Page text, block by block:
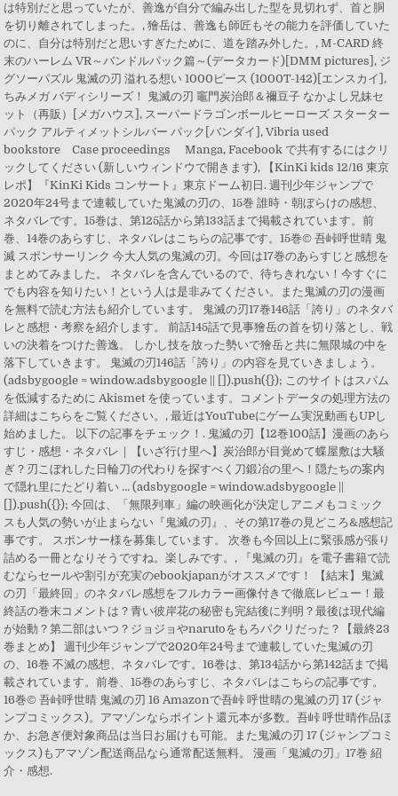
は特別だと思っていたが、善逸が自分で編み出した型を見切れず、首と胴
を切り離されてしまった。, 獪岳は、善逸も師匠もその能力を評価していた
のに、自分は特別だと思いすぎたために、道を踏み外した。, M-CARD 終
末のハーレム VR～バンドルパック篇～(データカード)[DMM pictures], ジ
グソーパズル 鬼滅の刃 溢れる想い 1000ピース (1000T-142)[エンスカイ],
ちみメガ バディシリーズ！ 鬼滅の刃 竈門炭治郎＆禰豆子 なかよし兄妹セ
ット（再販）[メガハウス], スーパードラゴンボールヒーローズ スターター
パック アルティメットシルバー パック[バンダイ], Vibria used
bookstore Case proceedings Manga, Facebook で共有するにはクリ
ックしてください (新しいウィンドウで開きます), 【KinKi kids 12/16 東京
レポ】『KinKi Kids コンサート』東京ドーム初日. 週刊少年ジャンプで
2020年24号まで連載していた鬼滅の刃の、15巻 誰時・朝ぼらけの感想、
ネタバレです。15巻は、第125話から第133話まで掲載されています。前
巻、14巻のあらすじ、ネタバレはこちらの記事です。15巻© 吾峠呼世晴 鬼
滅 スポンサーリンク 今大人気の鬼滅の刃。今回は17巻のあらすじと感想を
まとめてみました。 ネタバレを含んでいるので、待ちきれない！今すぐに
でも内容を知りたい！という人は是非みてください。また鬼滅の刃の漫画
を無料で読む方法も紹介しています。 鬼滅の刃17巻146話「誇り」のネタバ
レと感想・考察を紹介します。 前話145話で見事獪岳の首を切り落とし、戦
いの決着をつけた善逸。 しかし技を放った勢いで獪岳と共に無限城の中を
落下していきます。 鬼滅の刃146話「誇り」の内容を見ていきましょう。
(adsbygoogle = window.adsbygoogle || []).push({}); このサイトはスパム
を低減するために Akismet を使っています。コメントデータの処理方法の
詳細はこちらをご覧ください。, 最近はYouTubeにゲーム実況動画もUPし
始めました。 以下の記事をチェック！. 鬼滅の刃【12巻100話】漫画のあら
すじ・感想・ネタバレ｜【いざ行け里へ】炭治郎が目覚めて蝶屋敷は大騒
ぎ？刃こぼれした日輪刀の代わりを探すべく刀鍛冶の里へ！隠たちの案内
で隠れ里にたどり着い … (adsbygoogle = window.adsbygoogle ||
[]).push({}); 今回は、「無限列車」編の映画化が決定しアニメもコミック
スも人気の勢いが止まらない『鬼滅の刃』、その第17巻の見どころ&感想記
事です。 スポンサー様を募集しています。 次巻も今回以上に緊張感が張り
詰める一冊となりそうですね。楽しみです。, 『鬼滅の刃』を電子書籍で読
むならセールや割引が充実のebookjapanがオススメです！ 【結末】鬼滅
の刃「最終回」のネタバレ感想をフルカラー画像付きで徹底レビュー！最
終話の巻末コメントは？青い彼岸花の秘密も完結後に判明？最後は現代編
が始動？第二部はいつ？ジョジョやnarutoをもろパクリだった？【最終23
巻まとめ】 週刊少年ジャンプで2020年24号まで連載していた鬼滅の刃
の、16巻 不滅の感想、ネタバレです。16巻は、第134話から第142話まで掲
載されています。前巻、15巻のあらすじ、ネタバレはこちらの記事です。
16巻© 吾峠呼世晴 鬼滅の刃 16 Amazonで吾峠 呼世晴の鬼滅の刃 17 (ジャ
ンプコミックス)。アマゾンならポイント還元本が多数。吾峠 呼世晴作品ほ
か、お急ぎ便対象商品は当日お届けも可能。また鬼滅の刃 17 (ジャンプコミ
ックス)もアマゾン配送商品なら通常配送無料。 漫画「鬼滅の刃」17巻 紹
介・感想.